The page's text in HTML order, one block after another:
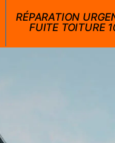
RÉPARATION
FUITE TOITURE